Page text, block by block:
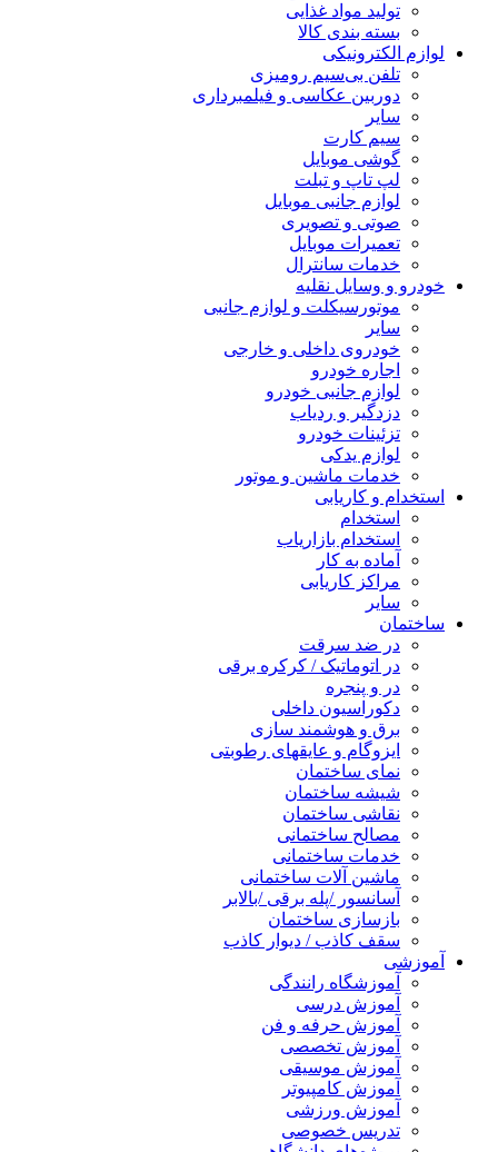
تولید مواد غذایی
بسته بندی کالا
لوازم الکترونیکی
تلفن بی‌سیم رومیزی
دوربین عکاسی و فیلمبرداری
سایر
سیم کارت
گوشی موبایل
لپ تاپ و تبلت
لوازم جانبی موبایل
صوتی و تصویری
تعمیرات موبایل
خدمات سانترال
خودرو و وسایل نقلیه
موتورسیکلت و لوازم جانبی
سایر
خودروی داخلی و خارجی
اجاره خودرو
لوازم جانبی خودرو
دزدگیر و ردیاب
تزئینات خودرو
لوازم یدکی
خدمات ماشین و موتور
استخدام و کاریابی
استخدام
استخدام بازاریاب
آماده به کار
مراکز کاریابی
سایر
ساختمان
در ضد سرقت
در اتوماتیک / کرکره برقی
در و پنجره
دکوراسیون داخلی
برق و هوشمند سازی
ایزوگام و عایقهای رطوبتی
نمای ساختمان
شیشه ساختمان
نقاشی ساختمان
مصالح ساختمانی
خدمات ساختمانی
ماشین آلات ساختمانی
آسانسور /پله برقی /بالابر
بازسازی ساختمان
سقف کاذب / دیوار کاذب
آموزشی
آموزشگاه رانندگی
آموزش درسی
آموزش حرفه و فن
آموزش تخصصی
آموزش موسیقی
آموزش کامپیوتر
آموزش ورزشی
تدریس خصوصی